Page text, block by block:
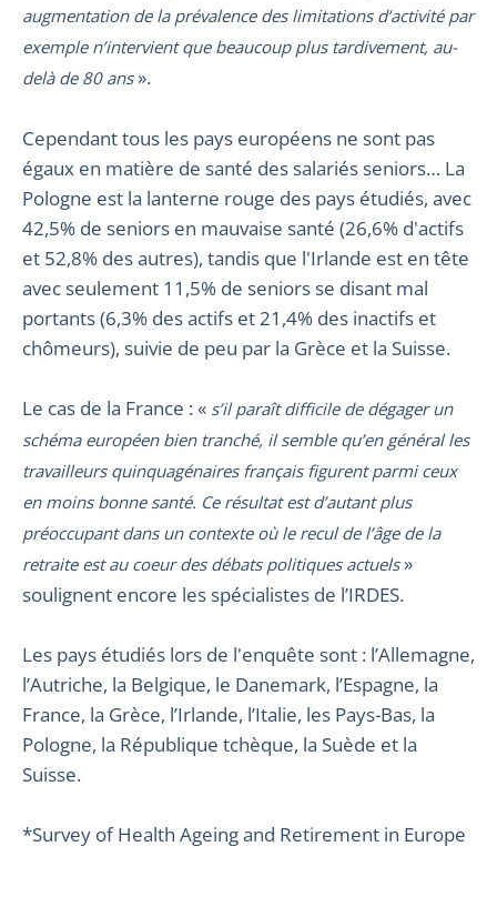
augmentation de la prévalence des limitations d’activité par
exemple n’intervient que beaucoup plus tardivement, au-
delà de 80 ans».
Cependant tous les pays européens ne sont pas
égaux en matière de santé des salariés seniors… La
Pologne est la lanterne rouge des pays étudiés, avec
42,5% de seniors en mauvaise santé (26,6% d'actifs
et 52,8% des autres), tandis que l'Irlande est en tête
avec seulement 11,5% de seniors se disant mal
portants (6,3% des actifs et 21,4% des inactifs et
chômeurs), suivie de peu par la Grèce et la Suisse.
Le cas de la France : « s’il paraît difficile de dégager un
schéma européen bien tranché, il semble qu’en général les
travailleurs quinquagénaires français figurent parmi ceux
en moins bonne santé. Ce résultat est d’autant plus
préoccupant dans un contexte où le recul de l’âge de la
retraite est au coeur des débats politiques actuels»
soulignent encore les spécialistes de l’IRDES.
Les pays étudiés lors de l'enquête sont : l’Allemagne,
l’Autriche, la Belgique, le Danemark, l’Espagne, la
France, la Grèce, l’Irlande, l’Italie, les Pays-Bas, la
Pologne, la République tchèque, la Suède et la
Suisse.
*Survey of Health Ageing and Retirement in Europe